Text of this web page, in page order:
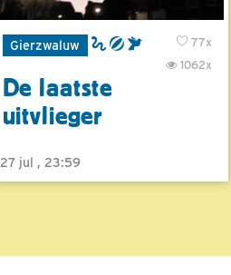
Gierzwaluw
77x
1062x
De laatste
uitvlieger
27 jul , 23:59